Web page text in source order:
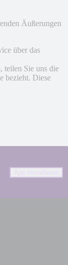
Äußerungen
über das
teilen Sie uns die
bezieht. Diese